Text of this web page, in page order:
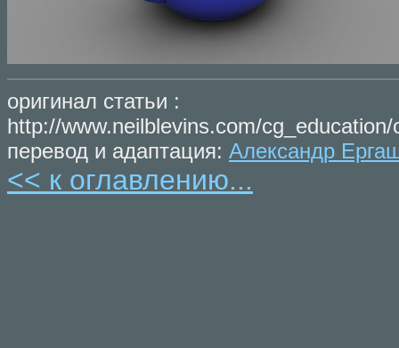
оригинал статьи :
http://www.neilblevins.com/
перевод и адаптация: Александр
<< к оглавлению...